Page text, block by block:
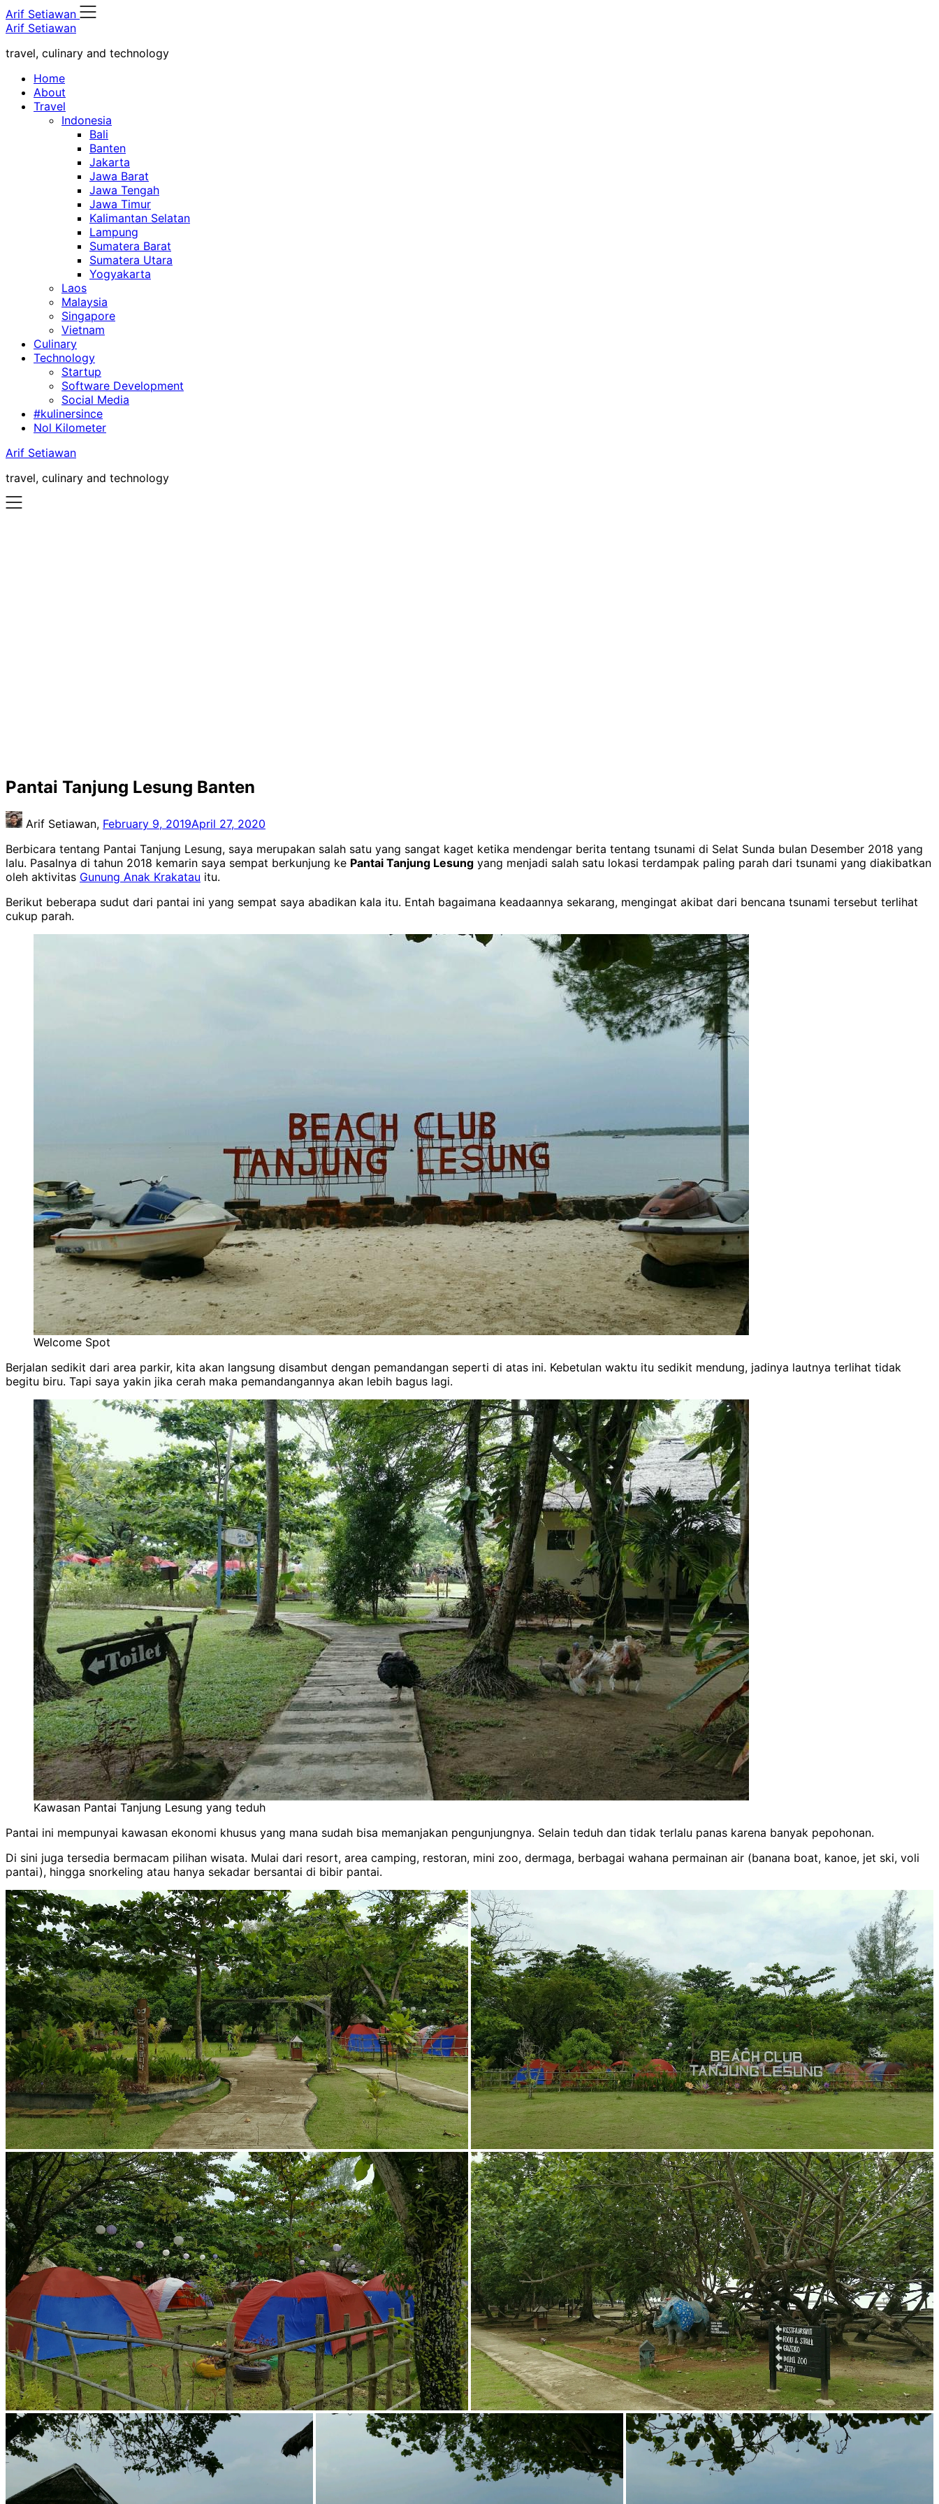
Skip
to
Arif Setiawan
Arif Setiawan
travel, culinary and technology
Home
About
Travel
Indonesia
Bali
Banten
Jakarta
Jawa Barat
Jawa Tengah
Jawa Timur
Kalimantan Selatan
Lampung
Sumatera Barat
Sumatera Utara
Yogyakarta
Laos
Malaysia
Singapore
Vietnam
Culinary
Technology
Startup
Software Development
Social Media
#kulinersince
Nol Kilometer
Arif Setiawan
travel, culinary and technology
Pantai Tanjung Lesung Banten
Arif Setiawan, February 9, 2019April 27, 2020
Berbicara tentang Pantai Tanjung Lesung, saya merupakan salah satu yang sangat kaget ketika mendengar berita tentang tsunami di Selat Sunda bulan Desember 2018 yang
lalu. Pasalnya di tahun 2018 kemarin saya sempat berkunjung ke Pantai Tanjung Lesung yang menjadi salah satu lokasi terdampak paling parah dari tsunami yang diakibatkan
oleh aktivitas Gunung Anak Krakatau itu.
Berikut beberapa sudut dari pantai ini yang sempat saya abadikan kala itu. Entah bagaimana keadaannya sekarang, mengingat akibat dari bencana tsunami tersebut terlihat
cukup parah.
Welcome Spot
Berjalan sedikit dari area parkir, kita akan langsung disambut dengan pemandangan seperti di atas ini. Kebetulan waktu itu sedikit mendung, jadinya lautnya terlihat tidak
begitu biru. Tapi saya yakin jika cerah maka pemandangannya akan lebih bagus lagi.
Kawasan Pantai Tanjung Lesung yang teduh
Pantai ini mempunyai kawasan ekonomi khusus yang mana sudah bisa memanjakan pengunjungnya. Selain teduh dan tidak terlalu panas karena banyak pepohonan.
Di sini juga tersedia bermacam pilihan wisata. Mulai dari resort, area camping, restoran, mini zoo, dermaga, berbagai wahana permainan air (banana boat, kanoe, jet ski, voli
pantai), hingga snorkeling atau hanya sekadar bersantai di bibir pantai.